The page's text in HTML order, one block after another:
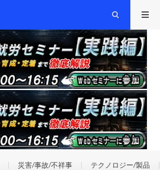
災害/事故/不祥事 テクノロジー/製品